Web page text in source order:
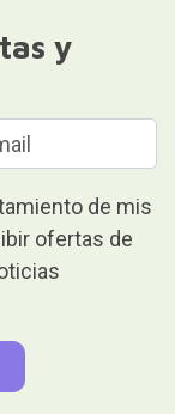
y
de mis
ofertas de